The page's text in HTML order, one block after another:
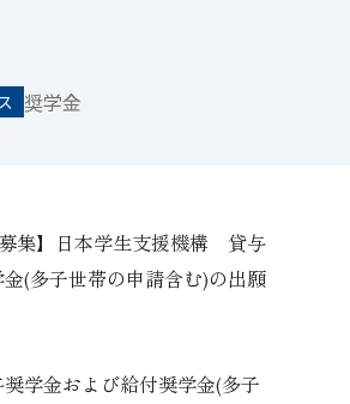
奨学金
集】日本学生支援機構 貸与
(多子世帯の申請含む)の出願
学金および給付奨学金(多子